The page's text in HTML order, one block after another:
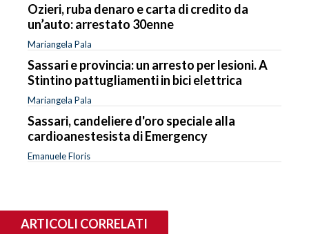
Ozieri, ruba denaro e carta di credito da
un’auto: arrestato 30enne
Mariangela Pala
Sassari e provincia: un arresto per lesioni. A
Stintino pattugliamenti in bici elettrica
Mariangela Pala
Sassari, candeliere d'oro speciale alla
cardioanestesista di Emergency
Emanuele Floris
ARTICOLI CORRELATI